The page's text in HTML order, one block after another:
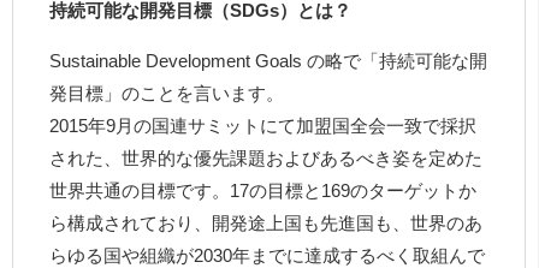
持続可能な開発目標（SDGs）とは？
Sustainable Development Goals の略で「持続可能な開
発目標」のことを言います。
2015年9月の国連サミットにて加盟国全会一致で採択
された、世界的な優先課題およびあるべき姿を定めた
世界共通の目標です。17の目標と169のターゲットか
ら構成されており、開発途上国も先進国も、世界のあ
らゆる国や組織が2030年までに達成するべく取組んで